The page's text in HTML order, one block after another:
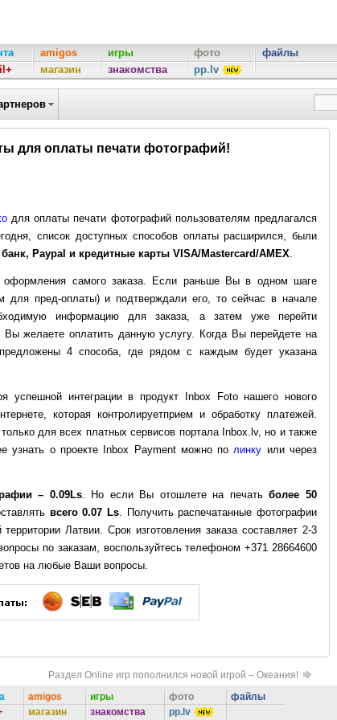
amigos
магазин
игры
знакомства
фото
pp.lv
файлы
для оплаты печати фотографий!
для оплаты печати фотографий пользователям предлагался
список доступных способов оплаты расширился, были
банк, Paypal и кредитные карты VISA/Mastercard/AMEX.
оформления самого заказа. Если раньше Вы в одном шаге
для пред-оплаты) и подтверждали его, то сейчас в начале
информацию для заказа, а затем уже перейти
желаете оплатить данную услугу. Когда Вы перейдете на
4 способа, где рядом с каждым будет указана
успешной интеграции в продукт Inbox Foto нашего нового
которая контролируетприем и обработку платежей.
для всех платных сервисов портала Inbox.lv, но и также
узнать о проекте Inbox Payment можно полинку или через
– 0.09Ls. Но если Вы отошлете на печатьболее 50
всего 0.07 Ls. Получить распечатанные фотографии
Латвии. Срок изготовления заказа составляет 2-3
по заказам, воспользуйтесь телефоном +371 28664600
на любые Ваши вопросы.
Раздел Online игр пополнился новой игрой – Океания!
amigos
магазин
игры
знакомства
фото
pp.lv
файлы